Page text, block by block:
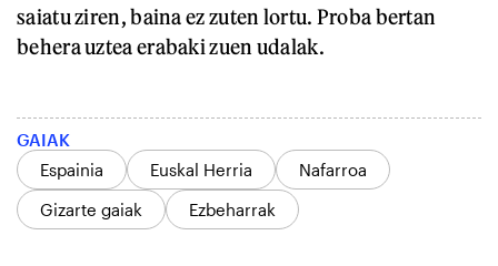
saiatu ziren, baina ez zuten lortu. Proba bertan
behera uztea erabaki zuen udalak.
GAIAK
Espainia
Euskal Herria
Nafarroa
Gizarte gaiak
Ezbeharrak